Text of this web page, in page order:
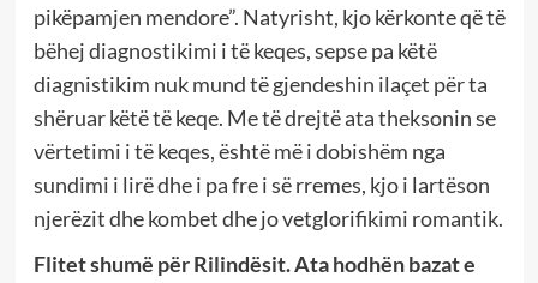
pikëpamjen mendore”. Natyrisht, kjo kërkonte që të
bëhej diagnostikimi i të keqes, sepse pa këtë
diagnistikim nuk mund të gjendeshin ilaçet për ta
shëruar këtë të keqe. Me të drejtë ata theksonin se
vërtetimi i të keqes, është më i dobishëm nga
sundimi i lirë dhe i pa fre i së rremes, kjo i lartëson
njerëzit dhe kombet dhe jo vetglorifikimi romantik.
Flitet shumë për Rilindësit. Ata hodhën bazat e